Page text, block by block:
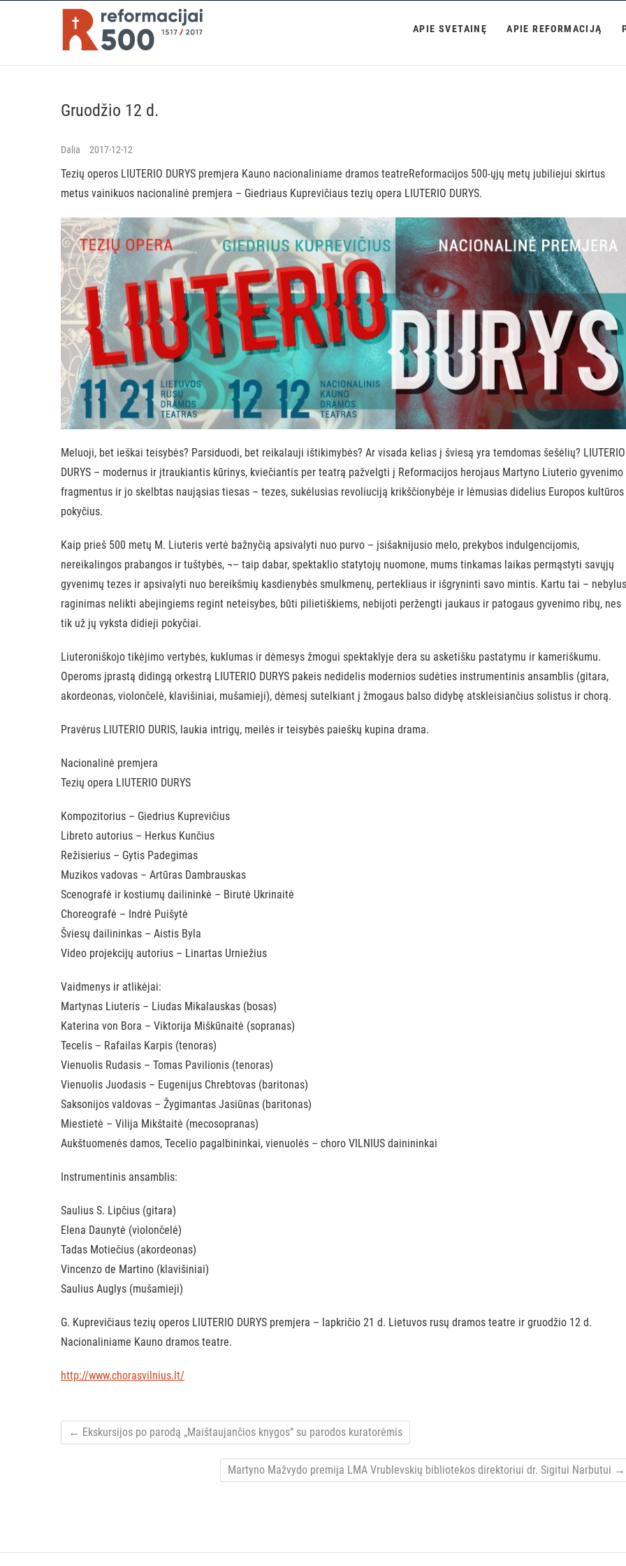
REFORMACIJA 500
APIE SVETAINĘ APIE REFORMACIJĄ
Gruodžio 12 d.
Dalia 2017-12-12
Tezių operos LIUTERIO DURYS premjera Kauno nacionaliniame dramos teatreReformacijos 500-ųjų metų jubiliejui skirtus
metus vainikuos nacionalinė premjera – Giedriaus Kuprevičiaus tezių opera LIUTERIO DURYS.
Meluoji, bet ieškai teisybės? Parsiduodi, bet reikalauji ištikimybės? Ar visada kelias į šviesą yra temdomas šešėlių? LIUTERIO
DURYS – modernus ir įtraukiantis kūrinys, kviečiantis per teatrą pažvelgti į Reformacijos herojaus Martyno Liuterio gyvenimo
fragmentus ir jo skelbtas naująsias tiesas – tezes, sukėlusias revoliuciją krikščionybėje ir lėmusias didelius Europos kultūros
pokyčius.
Kaip prieš 500 metų M. Liuteris vertė bažnyčią apsivalyti nuo purvo – įsišaknijusio melo, prekybos indulgencijomis,
nereikalingos prabangos ir tuštybės, ¬– taip dabar, spektaklio statytojų nuomone, mums tinkamas laikas permąstyti savųjų
gyvenimų tezes ir apsivalyti nuo bereikšmių kasdienybės smulkmenų, pertekliaus ir išgryninti savo mintis. Kartu tai – nebylus
raginimas nelikti abejingiems regint neteisybes, būti pilietiškiems, nebijoti peržengti jaukaus ir patogaus gyvenimo ribų, nes
tik už jų vyksta didieji pokyčiai.
Liuteroniškojo tikėjimo vertybės, kuklumas ir dėmesys žmogui spektaklyje dera su asketišku pastatymu ir kameriškumu.
Operoms įprastą didingą orkestrą LIUTERIO DURYS pakeis nedidelis modernios sudėties instrumentinis ansamblis (gitara,
akordeonas, violončelė, klavišiniai, mušamieji), dėmesį sutelkiant į žmogaus balso didybę atskleisiančius solistus ir chorą.
Pravėrus LIUTERIO DURIS, laukia intrigų, meilės ir teisybės paieškų kupina drama.
Nacionalinė premjera
Tezių opera LIUTERIO DURYS
Kompozitorius – Giedrius Kuprevičius
Libreto autorius – Herkus Kunčius
Režisierius – Gytis Padegimas
Muzikos vadovas – Artūras Dambrauskas
Scenografė ir kostiumų dailininkė – Birutė Ukrinaitė
Choreografė – Indrė Puišytė
Šviesų dailininkas – Aistis Byla
Video projekcijų autorius – Linartas Urniežius
Vaidmenys ir atlikėjai:
Martynas Liuteris – Liudas Mikalauskas (bosas)
Katerina von Bora – Viktorija Miškūnaitė (sopranas)
Tecelis – Rafailas Karpis (tenoras)
Vienuolis Rudasis – Tomas Pavilionis (tenoras)
Vienuolis Juodasis – Eugenijus Chrebtovas (baritonas)
Saksonijos valdovas – Žygimantas Jasiūnas (baritonas)
Miestietė – Vilija Mikštaitė (mecosopranas)
Aukštuomenės damos, Tecelio pagalbininkai, vienuolės – choro VILNIUS dainininkai
Instrumentinis ansamblis:
Saulius S. Lipčius (gitara)
Elena Daunytė (violončelė)
Tadas Motiečius (akordeonas)
Vincenzo de Martino (klavišiniai)
Saulius Auglys (mušamieji)
G. Kuprevičiaus tezių operos LIUTERIO DURYS premjera – lapkričio 21 d. Lietuvos rusų dramos teatre ir gruodžio 12 d.
Nacionaliniame Kauno dramos teatre.
http://www.chorasvilnius.lt/
← Ekskursijos po parodą „Maištaujančios knygos“ su parodos kuratorėmis
Martyno Mažvydo premija LMA Vrublevskių bibliotekos direktoriui dr. Sigitui Narbutui →